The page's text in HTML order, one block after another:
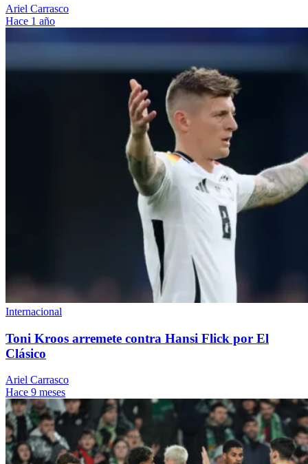
Ariel Carrasco
Hace 1 año
Internacional
Toni Kroos arremete contra Hansi Flick por El
Clásico
Ariel Carrasco
Hace 9 meses